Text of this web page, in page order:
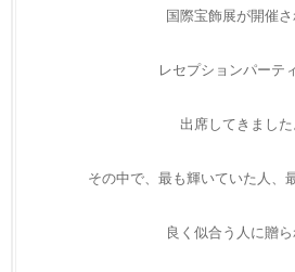
国際宝飾展が開催さ
レセプションパーテ
出席してきました
その中で、最も輝いていた人、
良く似合う人に贈